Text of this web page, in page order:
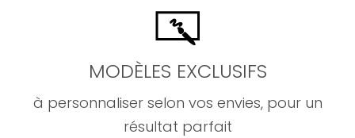
MODÈLES EXCLUSIFS
à personnaliser selon vos envies, pour un
résultat parfait